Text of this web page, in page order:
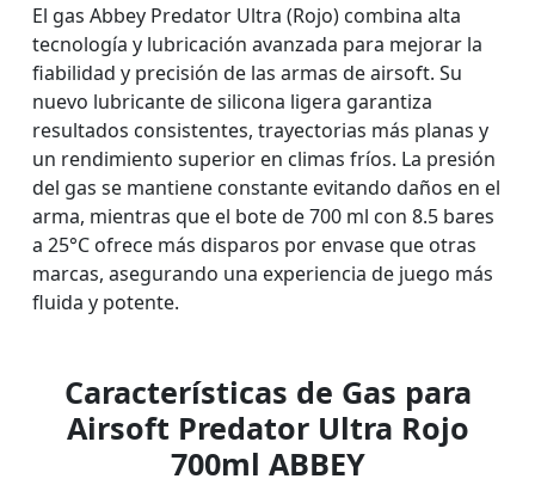
El gas Abbey Predator Ultra (Rojo) combina alta
tecnología y lubricación avanzada para mejorar la
fiabilidad y precisión de las armas de airsoft. Su
nuevo lubricante de silicona ligera garantiza
resultados consistentes, trayectorias más planas y
un rendimiento superior en climas fríos. La presión
del gas se mantiene constante evitando daños en el
arma, mientras que el bote de 700 ml con 8.5 bares
a 25°C ofrece más disparos por envase que otras
marcas, asegurando una experiencia de juego más
fluida y potente.
Características de Gas para
Airsoft Predator Ultra Rojo
700ml ABBEY